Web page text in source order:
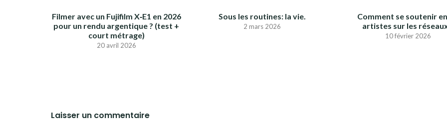
Filmer avec un Fujifilm X‑E1 en 2026
pour un rendu argentique ? (test +
court métrage)
20 avril 2026
Sous les routines: la vie.
2 mars 2026
Comment se soutenir
artistes sur les
10 février 2026
Laisser un commentaire